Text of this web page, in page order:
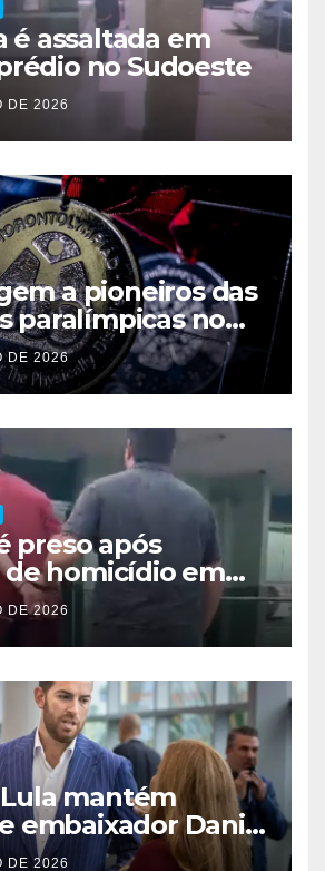
é assaltada em
no Sudoeste
DE 2026
a pioneiros das
paralímpicas no
DE 2026
preso após
homicídio em
Sebastião
DE 2026
mantém
embaixador Daniel
depois das
DE 2026